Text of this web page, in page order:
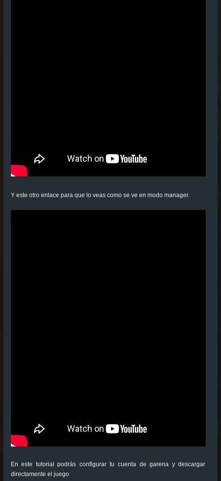
Y este otro enlace para que lo veas como se ve en modo manager.
En este tutorial podrás configurar tu cuenta de garena y descargar
directamente el juego